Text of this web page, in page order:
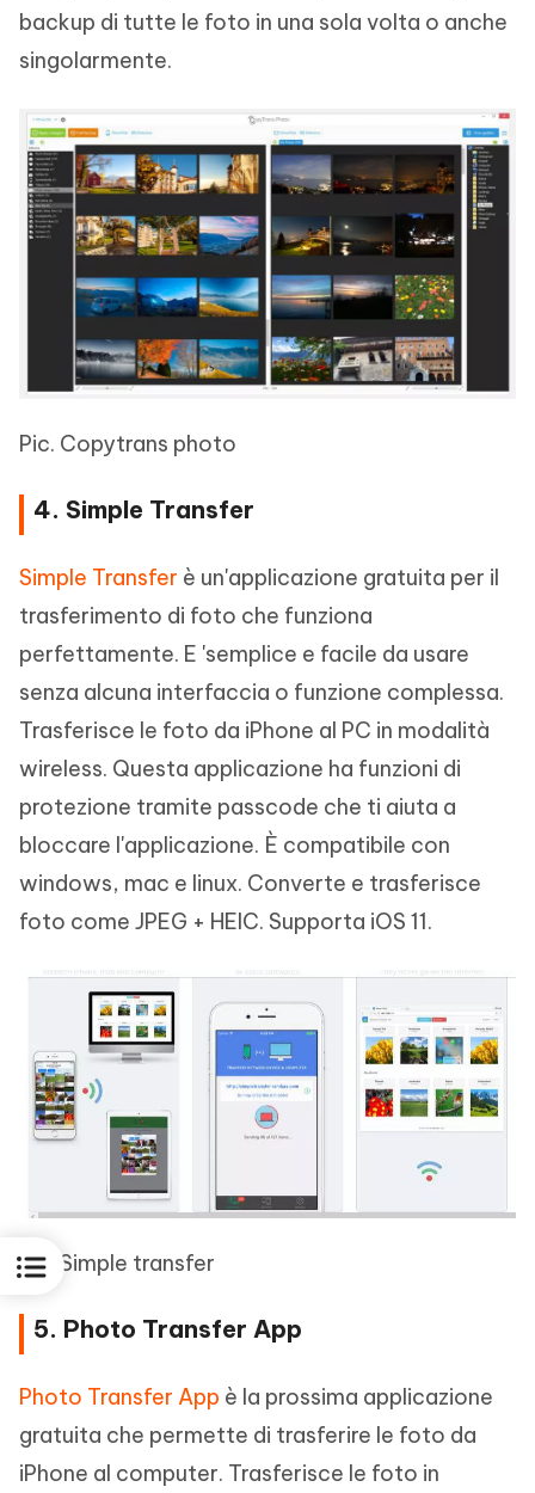
backup di tutte le foto in una sola volta o anche
singolarmente.
Pic. Copytrans photo
4. Simple Transfer
Simple Transfer è un'applicazione gratuita per il
trasferimento di foto che funziona
perfettamente. E 'semplice e facile da usare
senza alcuna interfaccia o funzione complessa.
Trasferisce le foto da iPhone al PC in modalità
wireless. Questa applicazione ha funzioni di
protezione tramite passcode che ti aiuta a
bloccare l'applicazione. È compatibile con
windows, mac e linux. Converte e trasferisce
foto come JPEG + HEIC. Supporta iOS 11.
Pic. Simple transfer
5. Photo Transfer App
Photo Transfer App è la prossima applicazione
gratuita che permette di trasferire le foto da
iPhone al computer. Trasferisce le foto in